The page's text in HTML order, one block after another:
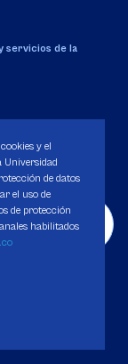
servicios de la
legal.
y el
Universidad
de datos
el uso de
de protección
habilitados